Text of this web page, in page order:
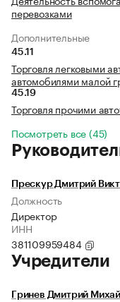
перевозками
Дополнительные
45.11
Торговля легковыми
автомобилями малой
45.19
Торговля прочими
Посмотреть все (45)
Прескур Дмитрий
Должность
Директор
ИНН
381109959484
Учредители
Гринев Дмитрий